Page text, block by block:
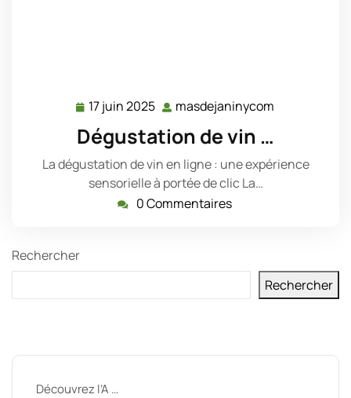
17 juin 2025 17
juin
2025
masdejaninycom
Dégustation de vin …
La dégustation de vin en ligne : une expérience
sensorielle à portée de clic La…
0 Commentaires
Rechercher
Rechercher
Découvrez l’A …